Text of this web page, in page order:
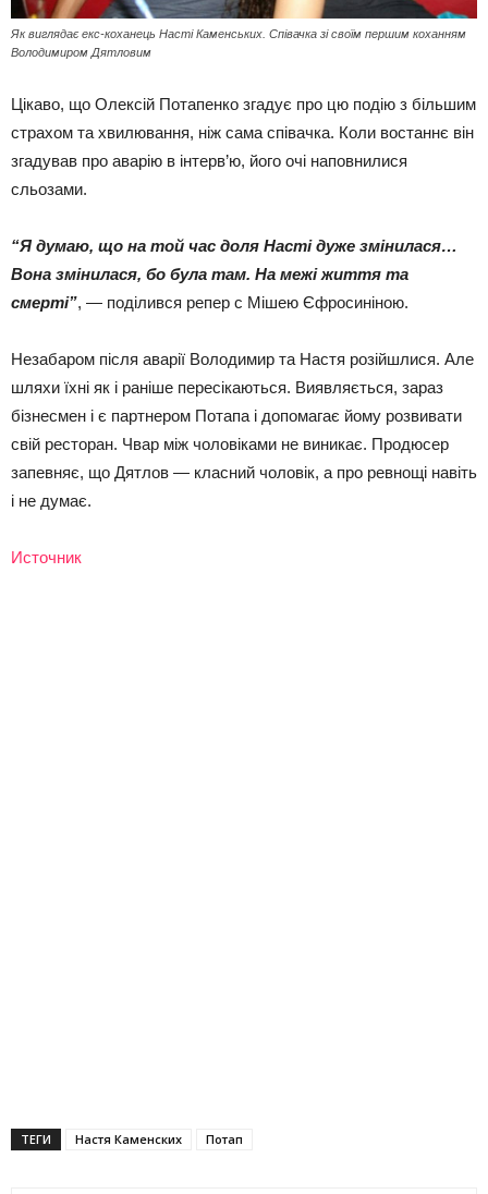
Як виглядає екс-коханець Насті Каменських. Співачка зі своїм першим коханням
Володимиром Дятловим
Цікаво, що Олексій Потапенко згадує про цю подію з більшим
страхом та хвилювання, ніж сама співачка. Коли востаннє він
згадував про аварію в інтерв’ю, його очі наповнилися
сльозами.
“Я думаю, що на той час доля Насті дуже змінилася…
Вона змінилася, бо була там. На межі життя та
смерті”, — поділився репер с Мішею Єфросиніною.
Незабаром після аварії Володимир та Настя розійшлися. Але
шляхи їхні як і раніше пересікаються. Виявляється, зараз
бізнесмен і є партнером Потапа і допомагає йому розвивати
свій ресторан. Чвар між чоловіками не виникає. Продюсер
запевняє, що Дятлов — класний чоловік, а про ревнощі навіть
і не думає.
Источник
ТЕГИ Настя Каменских Потап